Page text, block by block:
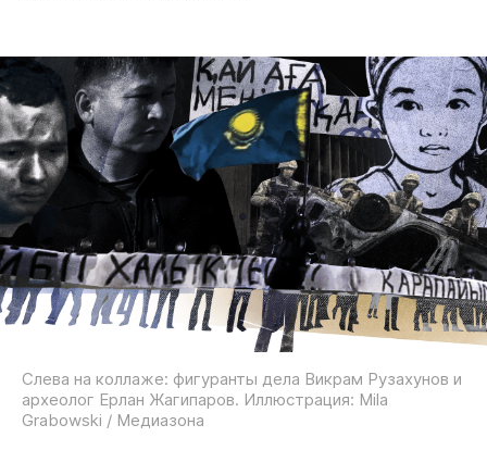
Слева на коллаже: фигуранты дела Викрам Рузахунов и
археолог Ерлан Жагипаров. Иллюстрация: Mila
Grabowski / Медиазона